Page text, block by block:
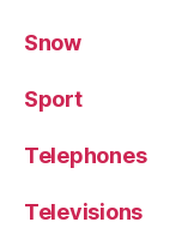
Snow
Sport
Telephones
Televisions